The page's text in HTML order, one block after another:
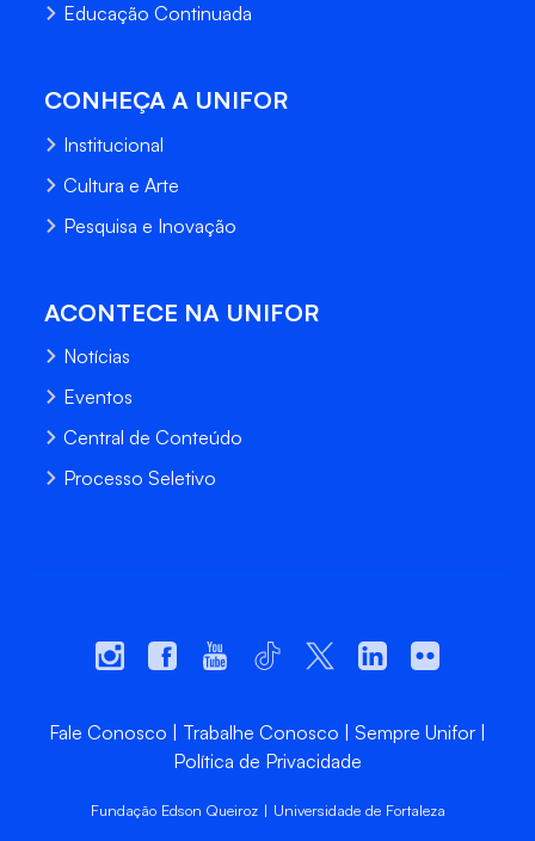
Educação Continuada
CONHEÇA A UNIFOR
Institucional
Cultura e Arte
Pesquisa e Inovação
ACONTECE NA UNIFOR
Notícias
Eventos
Central de Conteúdo
Processo Seletivo
Fale Conosco Trabalhe Conosco
Sempre Unifor
Política de Privacidade
Fundação Edson Queiroz | Universidade de Fortaleza